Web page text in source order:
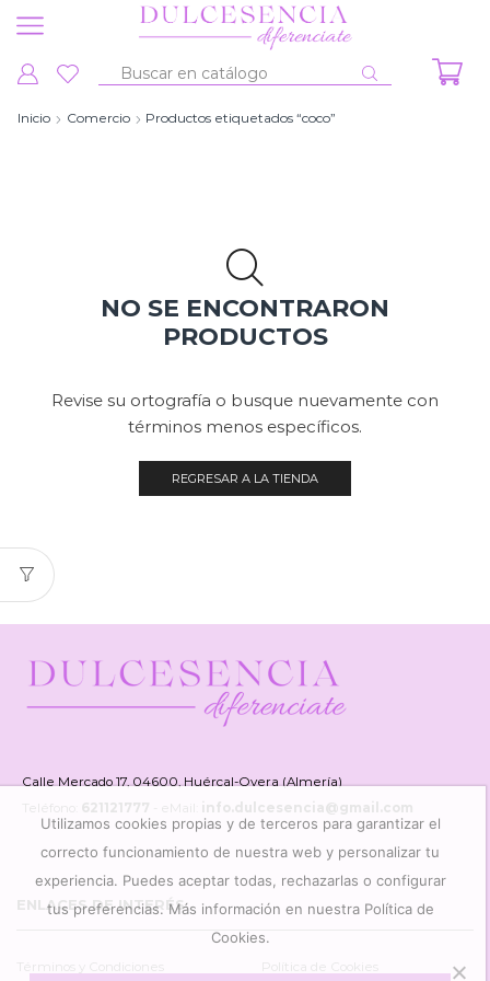
Entrada
búsqueda
Inicio Comercio Productos etiquetados “coco”
NO SE ENCONTRARON
PRODUCTOS
Revise su ortografía o busque nuevamente con
términos menos específicos.
REGRESAR A LA TIENDA
Calle Mercado 17, 04600, Huércal-Overa (Almería)
Teléfono: 621121777 info.dulcesencia@gmail.com
ENLACES DE INTERÉS
Términos y Condiciones Política de Cookies
Utilizamos cookies propias y de terceros para garantizar el
correcto funcionamiento de nuestra web y personalizar tu
experiencia. Puedes aceptar todas, rechazarlas o configurar
tus preferencias. Más información en nuestra Política de
Cookies.